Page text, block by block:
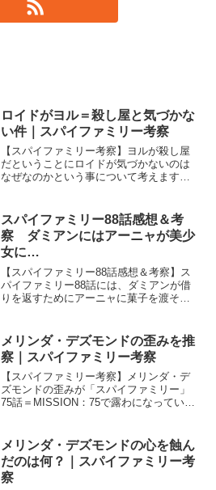
ロイドがヨル＝殺し屋と気づかな
い件｜スパイファミリー考察
【スパイファミリー考察】ヨルが殺し屋
だということにロイドが気づかないのは
なぜなのかという事について考えます。
だと気づかないのはなぜなのでしょう
か？
スパイファミリー88話感想＆考
察 ダミアンにはアーニャが美少
女に…
【スパイファミリー88話感想＆考察】ス
パイファミリー88話には、ダミアンが借
りを返すためにアーニャに菓子を渡そう
メリンダ・デズモンドの歪みを推
察｜スパイファミリー考察
【スパイファミリー考察】メリンダ・デ
ズモンドの歪みが「スパイファミリー」
75話＝MISSION：75で露わになっていま
ったのでしょうか？
メリンダ・デズモンドの心を蝕ん
だのは何？｜スパイファミリー考
察